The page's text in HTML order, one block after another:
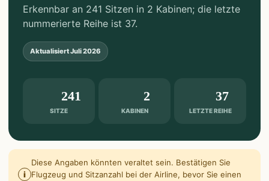
Erkennbar an 241 Sitzen in 2 Kabinen; die letzte
nummerierte Reihe ist 37.
AktualisiertJuli 2026
SITZE
241
KABINEN
2
LETZTE REIHE
37
i
Diese Angaben könnten veraltet sein. Bestätigen Sie
Flugzeug und Sitzanzahl bei der Airline, bevor Sie einen